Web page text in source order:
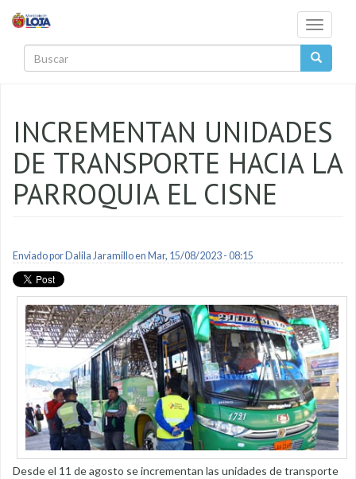
Toggle
INCREMENTAN UNIDADES
DE TRANSPORTE HACIA LA
PARROQUIA EL CISNE
Enviado por Dalila Jaramilloen Mar, 15/08/2023 - 08:15
Desde el 11 de agosto se incrementan las unidades de transporte